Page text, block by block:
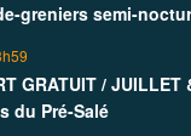
greniers semi-
GRATUIT / JUILLET
du Pré-Salé